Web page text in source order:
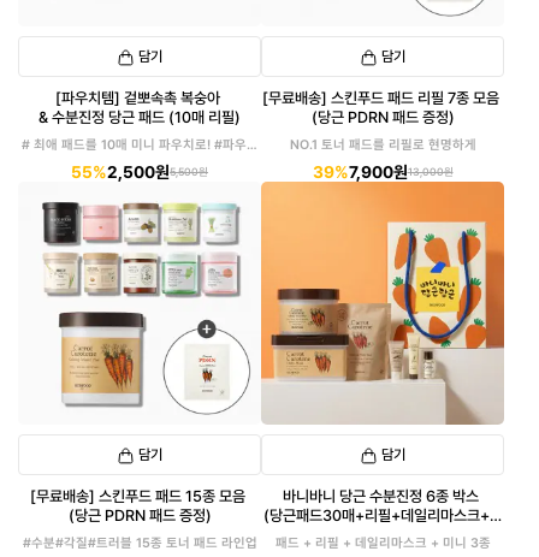
담기
[파우치템] 겉뽀속촉 복숭아
& 수분진정 당근 패드 (10매 리필)
# 최애 패드를 10매 미니 파우치로! #파우치
55%2,500원5,500원
담기
[무료배송] 스킨푸드 패드 리필 7종 모음
(당근 PDRN 패드 증정)
NO.1 토너 패드를 리필로 현명하게
39%7,900원13,000원
담기
[무료배송] 스킨푸드 패드 15종 모음
(당근 PDRN 패드 증정)
#수분#각질#트러블 15종 토너 패드 라인업
담기
바니바니 당근 수분진정 6종 박스
(당근패드30매+리필+데일리마스크+미
니3종)
패드 + 리필 + 데일리마스크 + 미니 3종